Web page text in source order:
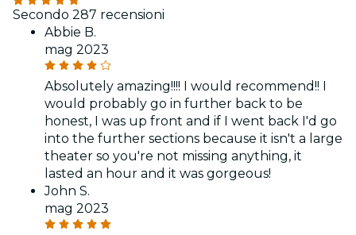
Secondo 287 recensioni
Abbie B.
mag 2023
Absolutely amazing!!!! I would recommend!! I
would probably go in further back to be
honest, I was up front and if I went back I'd go
into the further sections because it isn't a large
theater so you're not missing anything, it
lasted an hour and it was gorgeous!
John S.
mag 2023